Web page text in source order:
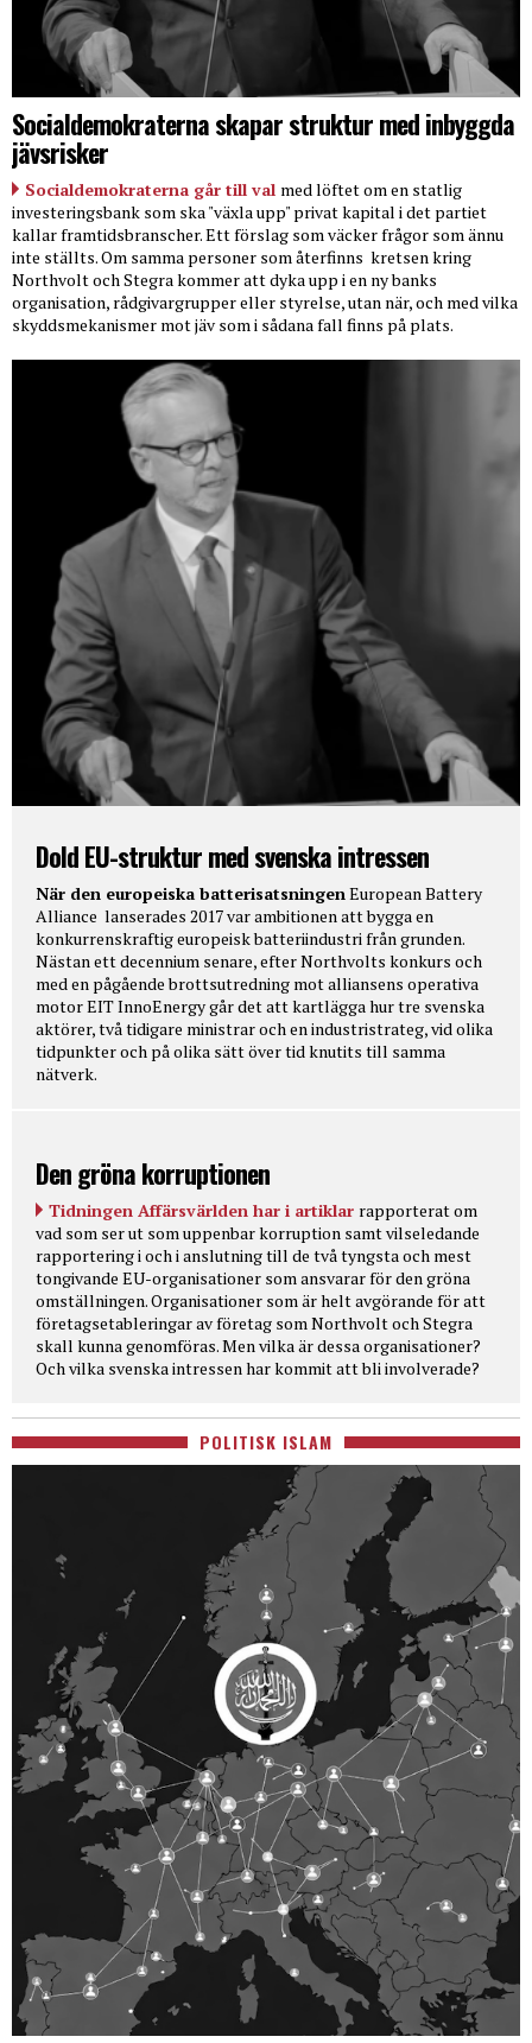
Socialdemokraterna skapar struktur med inbyggda
jävsrisker
Socialdemokraterna går till val med löftet om en statlig
investeringsbank som ska "växla upp" privat kapital i det partiet
kallar framtidsbranscher. Ett förslag som väcker frågor som ännu
inte ställts. Om samma personer som återfinns kretsen kring
Northvolt och Stegra kommer att dyka upp i en ny banks
organisation, rådgivargrupper eller styrelse, utan när, och med vilka
skyddsmekanismer mot jäv som i sådana fall finns på plats.
Dold EU-struktur med svenska intressen
När den europeiska batterisatsningen European Battery
Alliance lanserades 2017 var ambitionen att bygga en
konkurrenskraftig europeisk batteriindustri från grunden.
Nästan ett decennium senare, efter Northvolts konkurs och
med en pågående brottsutredning mot alliansens operativa
motor EIT InnoEnergy går det att kartlägga hur tre svenska
aktörer, två tidigare ministrar och en industristrateg, vid olika
tidpunkter och på olika sätt över tid knutits till samma
nätverk.
Den gröna korruptionen
Tidningen Affärsvärlden har i artiklar rapporterat om
vad som ser ut som uppenbar korruption samt vilseledande
rapportering i och i anslutning till de två tyngsta och mest
tongivande EU-organisationer som ansvarar för den gröna
omställningen. Organisationer som är helt avgörande för att
företagsetableringar av företag som Northvolt och Stegra
skall kunna genomföras. Men vilka är dessa organisationer?
Och vilka svenska intressen har kommit att bli involverade?
POLITISK ISLAM